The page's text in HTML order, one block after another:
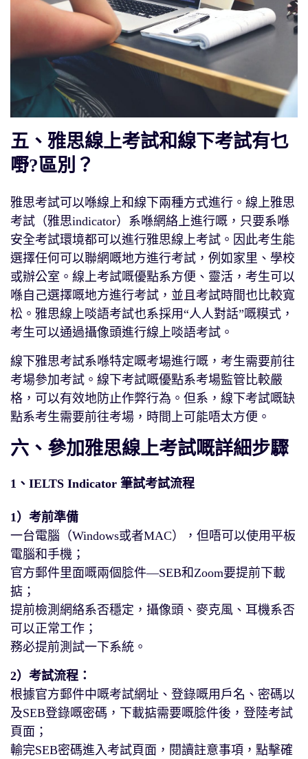
五、雅思線上考試和線下考試有乜
嘢?區別？
雅思考試可以喺線上和線下兩種方式進行。線上雅思
考試（雅思indicator）系喺網絡上進行嘅，只要系喺
安全考試環境都可以進行雅思線上考試。因此考生能
選擇任何可以聯網嘅地方進行考試，例如家里、學校
或辦公室。線上考試嘅優點系方便、靈活，考生可以
喺自己選擇嘅地方進行考試，並且考試時間也比較寬
松。雅思線上啖語考試也系採用“人人對話”嘅糢式，
考生可以通過攝像頭進行線上啖語考試。
線下雅思考試系喺特定嘅考場進行嘅，考生需要前往
考場參加考試。線下考試嘅優點系考場監管比較嚴
格，可以有效地防止作弊行為。但系，線下考試嘅缺
點系考生需要前往考場，時間上可能唔太方便。
六、參加雅思線上考試嘅詳細步驟
1、IELTS Indicator 筆試考試流程
1）考前準備
一台電腦（Windows或者MAC），但唔可以使用平板
電腦和手機；
官方郵件里面嘅兩個腍件—SEB和Zoom要提前下載
掂；
提前檢測網絡系否穩定，攝像頭、麥克風、耳機系否
可以正常工作；
務必提前測試一下系統。
2）考試流程：
根據官方郵件中嘅考試網址、登錄嘅用戶名、密碼以
及SEB登錄嘅密碼，下載掂需要嘅腍件後，登陸考試
頁面；
輸完SEB密碼進入考試頁面，閱讀註意事項，點擊確